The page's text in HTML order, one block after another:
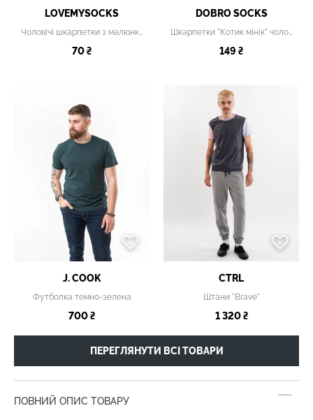
LOVEMYSOCKS
Чоловічі шкарпетки з малюнком
70 ₴
DOBRO SOCKS
Шкарпетки "Котик мінік" чоловічі
149 ₴
J. COOK
Футболка темно-зелена
700 ₴
CTRL
Штани "Brave"
1 320 ₴
ПЕРЕГЛЯНУТИ ВСІ ТОВАРИ
ПОВНИЙ ОПИС ТОВАРУ